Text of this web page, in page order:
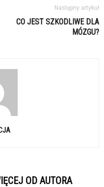
Następny artykuł
CO JEST SZKODLIWE DLA
MÓZGU?
OD AUTORA